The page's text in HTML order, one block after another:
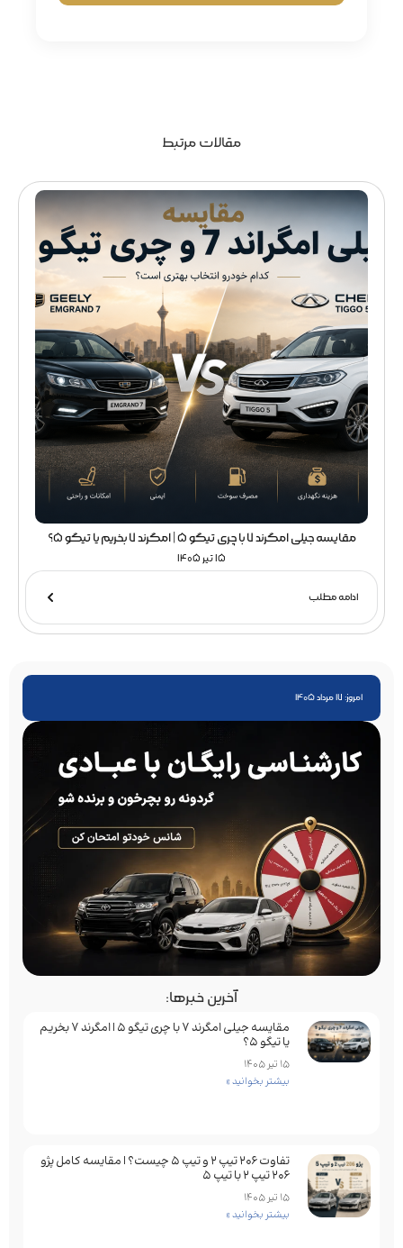
مقالات مرتبط
مقایسه جیلی امگرند 7 با چری تیگو 5 | امگرند 7 بخریم یا تیگو 5؟
15 تیر 1405
ادامه مطلب
امروز: 17 مرداد 1405
آخرین خبرها:
مقایسه جیلی امگرند 7 با چری تیگو 5 | امگرند 7 بخریم
یا تیگو 5؟
15 تیر 1405
بیشتر بخوانید »
تفاوت ۲۰۶ تیپ ۲ و تیپ ۵ چیست؟ | مقایسه کامل پژو
۲۰۶ تیپ ۲ با تیپ ۵
15 تیر 1405
بیشتر بخوانید »